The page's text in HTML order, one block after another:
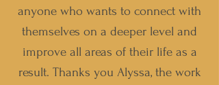
anyone who wants to connect with
themselves on a deeper level and
improve all areas of their life as a
result. Thanks you Alyssa, the work